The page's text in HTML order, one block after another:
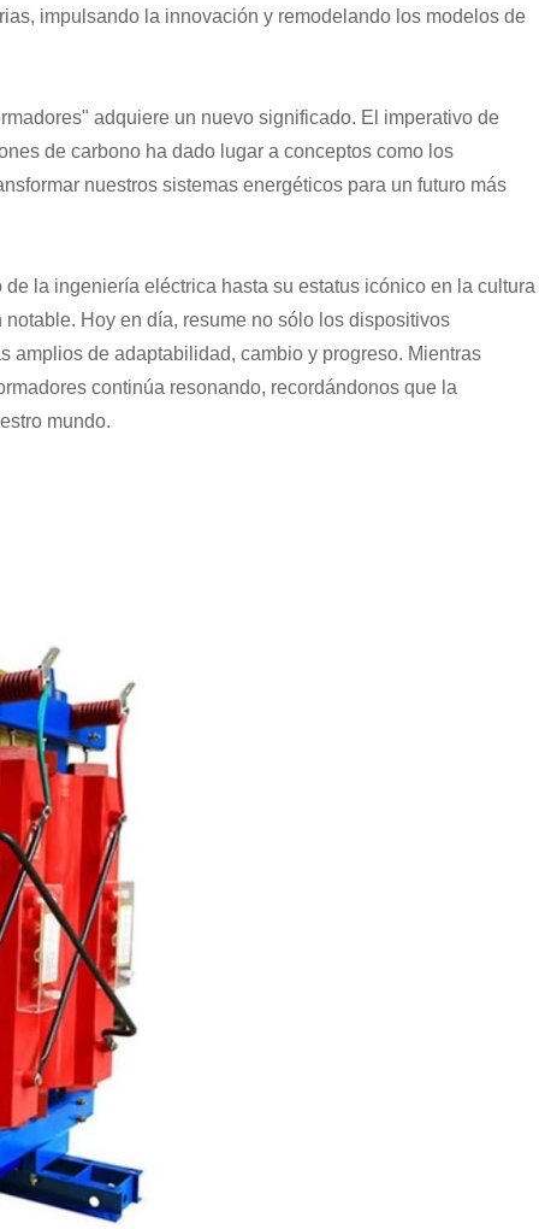
impulsando la innovación y remodelando los modelos de
adquiere un nuevo significado. El imperativo de
de carbono ha dado lugar a conceptos como los
nuestros sistemas energéticos para un futuro más
la ingeniería eléctrica hasta su estatus icónico en la cultura
Hoy en día, resume no sólo los dispositivos
amplios de adaptabilidad, cambio y progreso. Mientras
continúa resonando, recordándonos que la
mundo.